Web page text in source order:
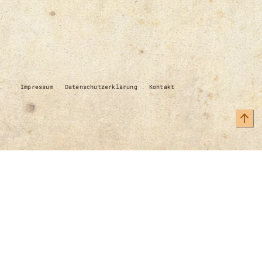
Impressum Datenschutzerklärung Kontakt